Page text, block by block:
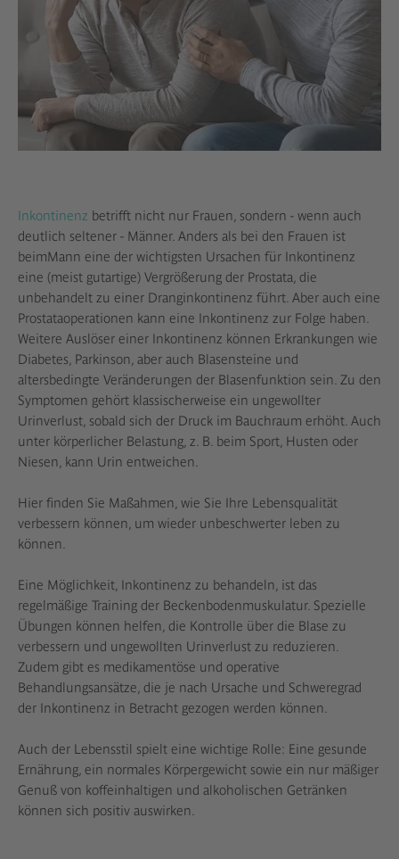
Inkontinenz betrifft nicht nur Frauen, sondern - wenn auch
deutlich seltener - Männer. Anders als bei den Frauen ist
beimMann eine der wichtigsten Ursachen für Inkontinenz
eine (meist gutartige) Vergrößerung der Prostata, die
unbehandelt zu einer Dranginkontinenz führt. Aber auch eine
Prostataoperationen kann eine Inkontinenz zur Folge haben.
Weitere Auslöser einer Inkontinenz können Erkrankungen wie
Diabetes, Parkinson, aber auch Blasensteine und
altersbedingte Veränderungen der Blasenfunktion sein. Zu den
Symptomen gehört klassischerweise ein ungewollter
Urinverlust, sobald sich der Druck im Bauchraum erhöht. Auch
unter körperlicher Belastung, z. B. beim Sport, Husten oder
Niesen, kann Urin entweichen.
Hier finden Sie Maßahmen, wie Sie Ihre Lebensqualität
verbessern können, um wieder unbeschwerter leben zu
können.
Eine Möglichkeit, Inkontinenz zu behandeln, ist das
regelmäßige Training der Beckenbodenmuskulatur. Spezielle
Übungen können helfen, die Kontrolle über die Blase zu
verbessern und ungewollten Urinverlust zu reduzieren.
Zudem gibt es medikamentöse und operative
Behandlungsansätze, die je nach Ursache und Schweregrad
der Inkontinenz in Betracht gezogen werden können.
Auch der Lebensstil spielt eine wichtige Rolle: Eine gesunde
Ernährung, ein normales Körpergewicht sowie ein nur mäßiger
Genuß von koffeinhaltigen und alkoholischen Getränken
können sich positiv auswirken.